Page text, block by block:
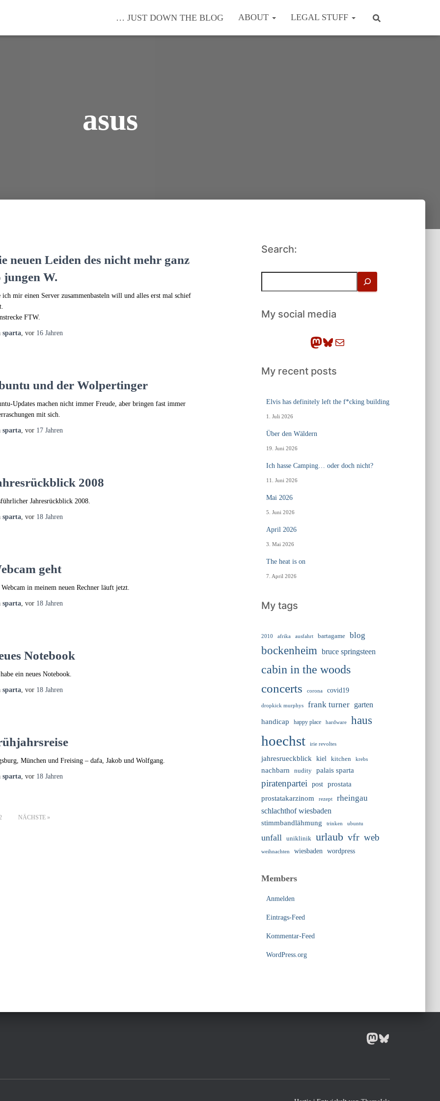
… JUST DOWN THE BLOG ABOUT LEGAL STUFF
asus
neuen Leiden des nicht mehr ganz
jungen W.
ich mir einen Server zusammenbasteln will und alles erst mal schief
FTW.
sparta, vor 16 Jahren
und der Wolpertinger
Updates machen nicht immer Freude, aber bringen fast immer
mit sich.
sparta, vor 17 Jahren
2008
Jahresrückblick 2008.
sparta, vor 18 Jahren
geht
in meinem neuen Rechner läuft jetzt.
sparta, vor 18 Jahren
Notebook
ein neues Notebook.
sparta, vor 18 Jahren
München und Freising – dafa, Jakob und Wolfgang.
sparta, vor 18 Jahren
NÄCHSTE
Search:
h
eMy social media
Mastodon Bluesky E-Mail
My recent posts
Elvis has definitely left the f*cking building
1. Juli 2026
Über den Wäldern
19. Juni 2026
Ich hasse Camping… oder doch nicht?
11. Juni 2026
Mai 2026
5. Juni 2026
April 2026
3. Mai 2026
The heat is on
7. April 2026
My tags
2010 afrika ausfahrt bartagame blog
bockenheim bruce springsteen
cabin in the woods
concerts
corona covid19
dropkick murphys frank turner
garten
handicap
happy place hardware haus
hoechst irie revoltes
jahresrueckblick kiel kitchen krebs
nachbarn nudity palais sparta
piratenpartei post
prostata
prostatakarzinom
rezept rheingau
schlachthof wiesbaden
stimmbandlähmung trinken ubuntu
unfall uniklinik urlaub vfr web
weihnachten wiesbaden wordpress
Members
Anmelden
Eintrags-Feed
Kommentar-Feed
WordPress.org
MASTODON